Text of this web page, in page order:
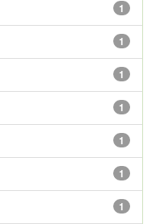
1
1
1
1
1
1
1